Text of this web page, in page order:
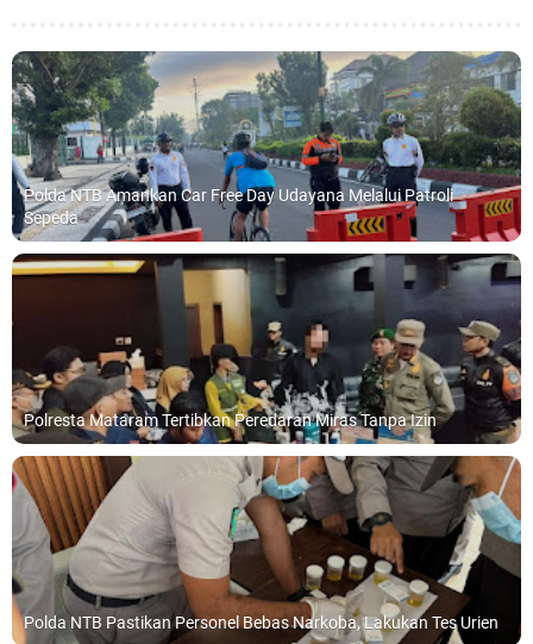
Polda NTB Amankan Car Free Day Udayana Melalui Patroli
Sepeda
Polresta Mataram Tertibkan Peredaran Miras Tanpa Izin
Polda NTB Pastikan Personel Bebas Narkoba, Lakukan Tes Urien